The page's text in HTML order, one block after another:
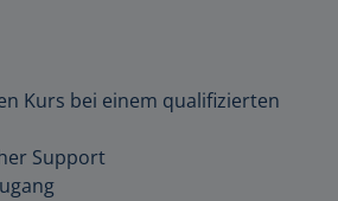
Kurs bei einem qualifizierten
Support